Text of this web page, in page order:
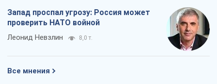
Запад проспал угрозу: Россия может
проверить НАТО войной
Леонид Невзлин 8,0 т.
Все мнения